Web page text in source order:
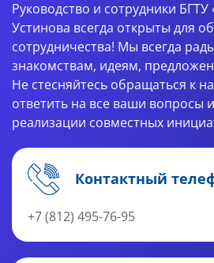
Руководство и сотрудники
Устинова всегда открыты для
сотрудничества! Мы всегда
знакомствам, идеям,
Не стесняйтесь обращаться к
ответить на все ваши вопросы
реализации совместных
Контактный
+7 (812) 495-76-95